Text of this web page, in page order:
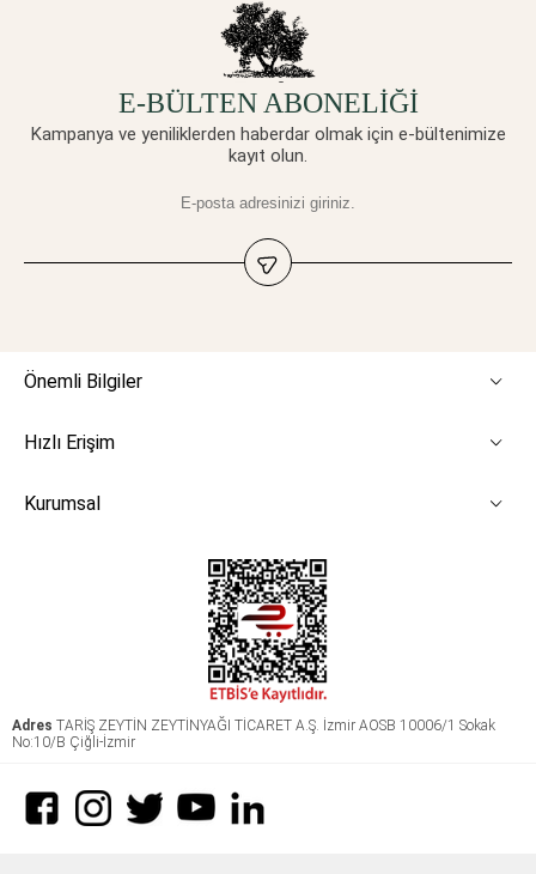
E-BÜLTEN ABONELİĞİ
Kampanya ve yeniliklerden haberdar olmak için e-bültenimize
kayıt olun.
Önemli Bilgiler
Hızlı Erişim
Kurumsal
Adres TARİŞ ZEYTİN ZEYTİNYAĞI TİCARET A.Ş. İzmir AOSB 10006/1 Sokak
No:10/B Çiğli-İzmir